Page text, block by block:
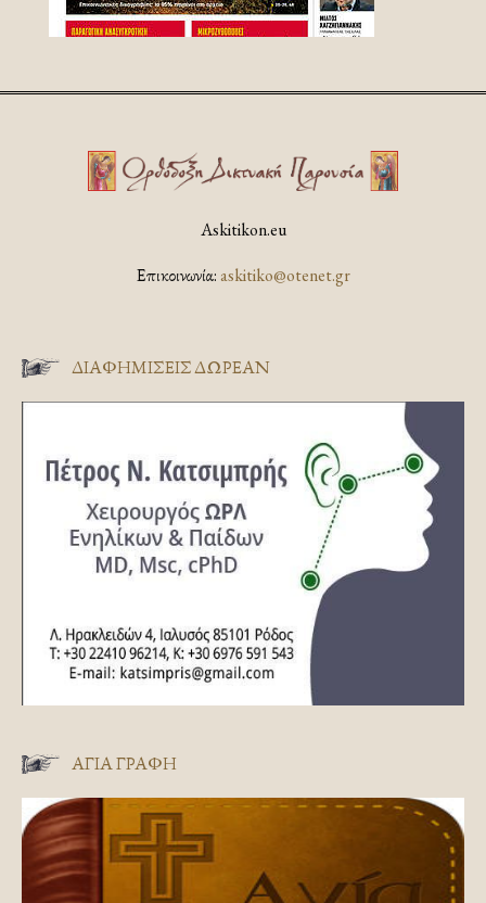
Askitikon.eu
Επικοινωνία:askitiko@otenet.gr
ΔΙΑΦΗΜΊΣΕΙΣ ΔΩΡΕΆΝ
ΑΓΊΑ ΓΡΑΦΉ